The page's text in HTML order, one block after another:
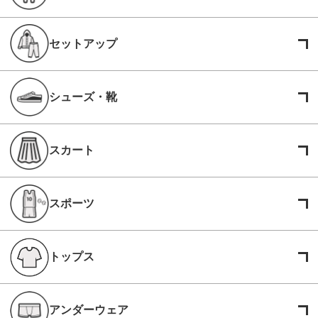
セットアップ
シューズ・靴
スカート
スポーツ
トップス
アンダーウェア